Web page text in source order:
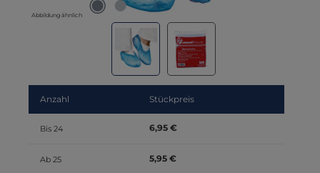
Abbildung ähnlich
Anzahl Stückpreis
Bis 24 6,95 €
Ab 25 5,95 €